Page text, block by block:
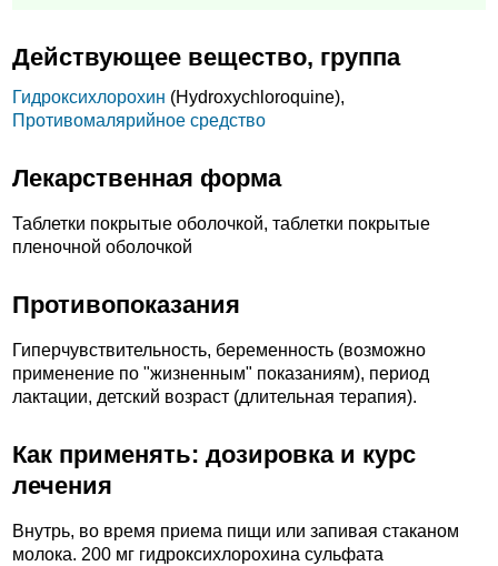
Действующее вещество, группа
Гидроксихлорохин (Hydroxychloroquine),
Противомалярийное средство
Лекарственная форма
Таблетки покрытые оболочкой, таблетки покрытые
пленочной оболочкой
Противопоказания
Гиперчувствительность, беременность (возможно
применение по "жизненным" показаниям), период
лактации, детский возраст (длительная терапия).
Как применять: дозировка и курс
лечения
Внутрь, во время приема пищи или запивая стаканом
молока. 200 мг гидроксихлорохина сульфата